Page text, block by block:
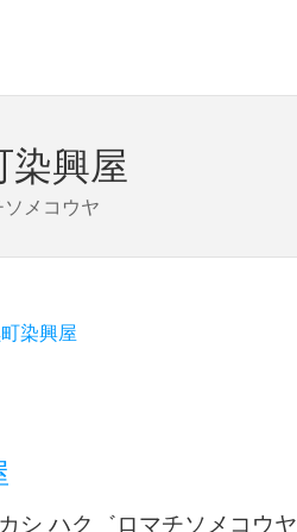
染興屋
メコウヤ
染興屋
シ ハク゛ロマチソメコウヤ